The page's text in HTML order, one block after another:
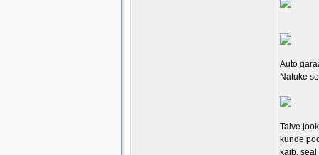
Auto
Natuke
Talve
kunde
käib,